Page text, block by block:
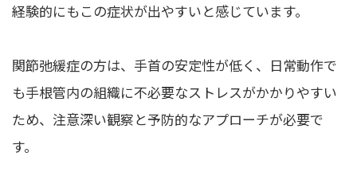
経験的にもこの症状が出やすいと感じています。
関節弛緩症の方は、手首の安定性が低く、日常動作で
も手根管内の組織に不必要なストレスがかかりやすい
ため、注意深い観察と予防的なアプローチが必要で
す。